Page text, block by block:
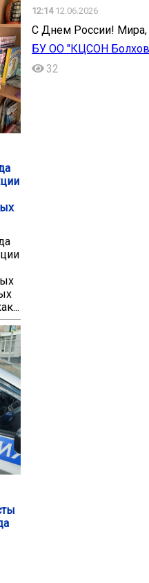
12:1412.06.2026
С Днем России! Мира,
БУ ОО "КЦСОН
32